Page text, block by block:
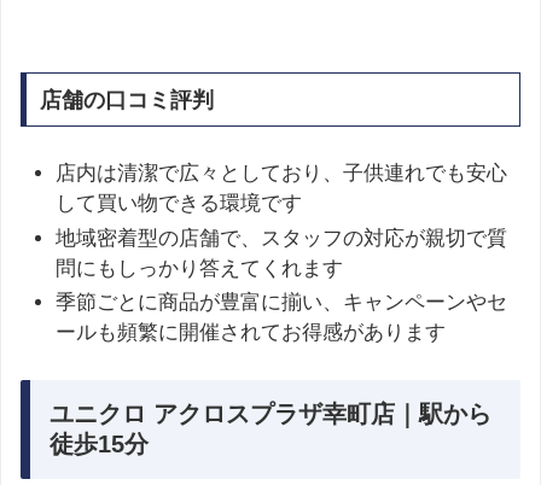
店舗の口コミ評判
店内は清潔で広々としており、子供連れでも安心
して買い物できる環境です
地域密着型の店舗で、スタッフの対応が親切で質
問にもしっかり答えてくれます
季節ごとに商品が豊富に揃い、キャンペーンやセ
ールも頻繁に開催されてお得感があります
ユニクロ アクロスプラザ幸町店｜駅から
徒歩15分